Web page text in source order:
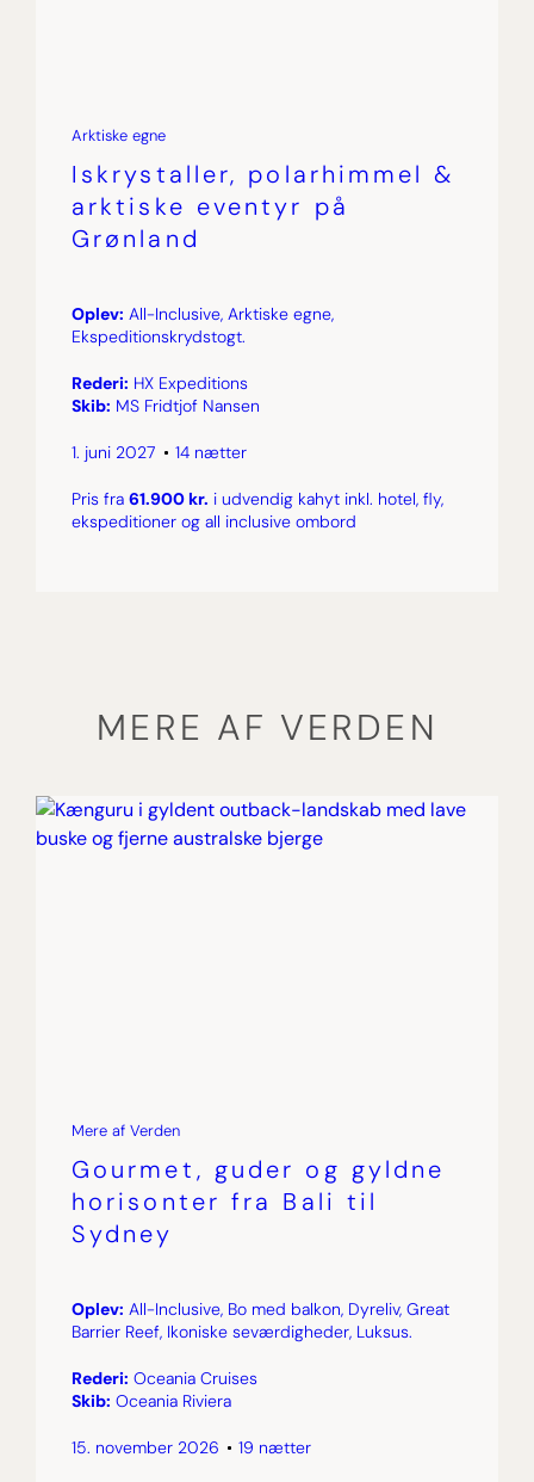
Arktiske egne
Iskrystaller, polarhimmel &
arktiske eventyr på
Grønland
Oplev: All-Inclusive, Arktiske egne,
Ekspeditionskrydstogt.
Rederi: HX Expeditions
Skib: MS Fridtjof Nansen
1. juni 2027 14 nætter
Pris fra 61.900 kr. i udvendig kahyt inkl. hotel, fly,
ekspeditioner og all inclusive ombord
MERE AF VERDEN
Mere af Verden
Gourmet, guder og gyldne
horisonter fra Bali til
Sydney
Oplev: All-Inclusive, Bo med balkon, Dyreliv, Great
Barrier Reef, Ikoniske seværdigheder, Luksus.
Rederi: Oceania Cruises
Skib: Oceania Riviera
15. november 2026 19 nætter